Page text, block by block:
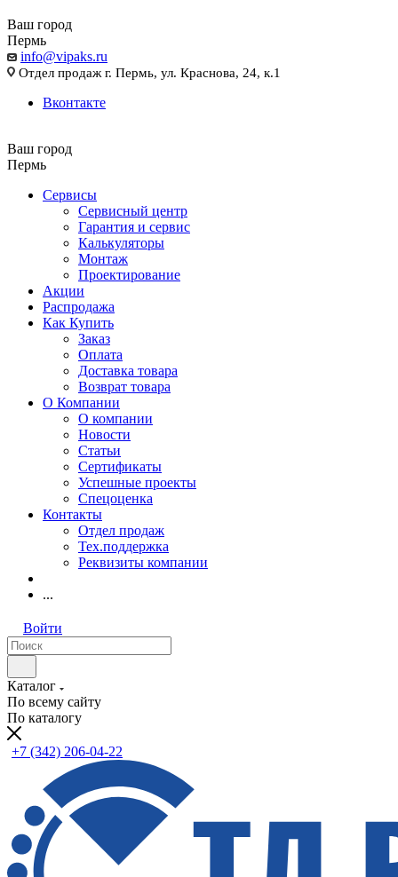
Ваш город
Пермь
info@vipaks.ru
Отдел продаж г. Пермь, ул. Краснова, 24, к.1
Вконтакте
Ваш город
Пермь
Сервисы
Сервисный центр
Гарантия и сервис
Калькуляторы
Монтаж
Проектирование
Акции
Распродажа
Как Купить
Заказ
Оплата
Доставка товара
Возврат товара
О Компании
О компании
Новости
Статьи
Сертификаты
Успешные проекты
Спецоценка
Контакты
Отдел продаж
Тех.поддержка
Реквизиты компании
...
Войти
Каталог
По всему сайту
По каталогу
+7 (342) 206-04-22